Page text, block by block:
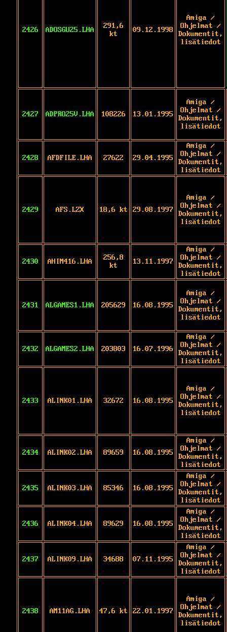
2426 ADOSGU25.LHA
291,6
kt
09.12.1998
Amiga /
Ohjelmat /
Dokumentit,
lisätiedot
2427 ADPRO25V.LHA 108226 13.01.1995
Amiga /
Ohjelmat /
Dokumentit,
lisätiedot
2428 AFDFILE.LHA 27622 29.04.1995
Amiga /
Ohjelmat /
Dokumentit,
lisätiedot
2429 AFS.LZX 18,6 kt 29.08.1997
Amiga /
Ohjelmat /
Dokumentit,
lisätiedot
2430 AHIM416.LHA
256,8
kt
13.11.1997
Amiga /
Ohjelmat /
Dokumentit,
lisätiedot
2431 ALGAMES1.LHA 205629 16.08.1995
Amiga /
Ohjelmat /
Dokumentit,
lisätiedot
2432 ALGAMES2.LHA 203803 16.07.1996
Amiga /
Ohjelmat /
Dokumentit,
lisätiedot
2433 ALINK01.LHA 32672 16.08.1995
Amiga /
Ohjelmat /
Dokumentit,
lisätiedot
2434 ALINK02.LHA 89659 16.08.1995
Amiga /
Ohjelmat /
Dokumentit,
lisätiedot
2435 ALINK03.LHA 85346 16.08.1995
Amiga /
Ohjelmat /
Dokumentit,
lisätiedot
2436 ALINK04.LHA 89629 16.08.1995
Amiga /
Ohjelmat /
Dokumentit,
lisätiedot
2437 ALINK09.LHA 34688 07.11.1995
Amiga /
Ohjelmat /
Dokumentit,
lisätiedot
2438 AM11AG.LHA 47,6 kt 22.01.1997
Amiga /
Ohjelmat /
Dokumentit,
lisätiedot